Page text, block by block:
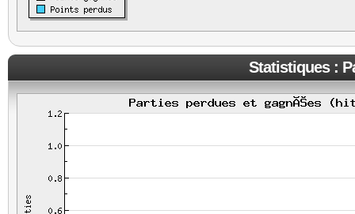
Statistiques :